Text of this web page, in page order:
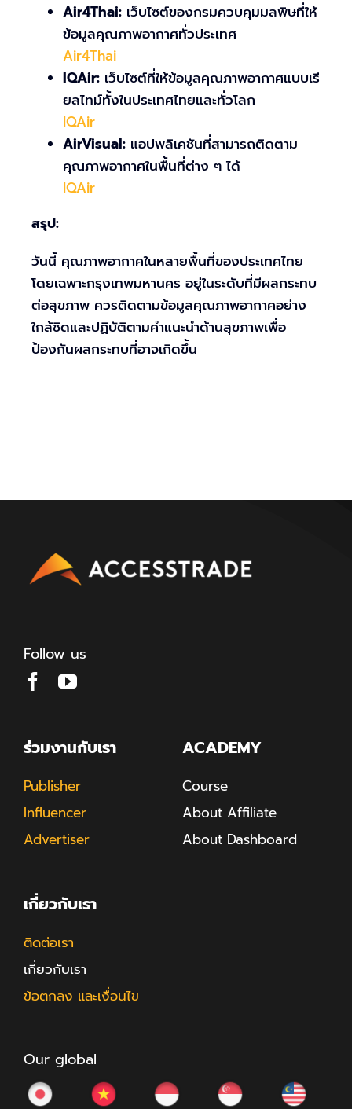
Air4Thai: เว็บไซต์ของกรมควบคุมมลพิษที่ให้
ข้อมูลคุณภาพอากาศทั่วประเทศ
Air4Thai
IQAir: เว็บไซต์ที่ให้ข้อมูลคุณภาพอากาศแบบเรี
ยลไทม์ทั้งในประเทศไทยและทั่วโลก
IQAir
AirVisual: แอปพลิเคชันที่สามารถติดตาม
คุณภาพอากาศในพื้นที่ต่าง ๆ ได้
IQAir
สรุป:
วันนี้ คุณภาพอากาศในหลายพื้นที่ของประเทศไทย
โดยเฉพาะกรุงเทพมหานคร อยู่ในระดับที่มีผลกระทบ
ต่อสุขภาพ ควรติดตามข้อมูลคุณภาพอากาศอย่าง
ใกล้ชิดและปฏิบัติตามคำแนะนำด้านสุขภาพเพื่อ
ป้องกันผลกระทบที่อาจเกิดขึ้น
Follow us
ร่วมงานกับเรา
Publisher
Influencer
Advertiser
ACADEMY
Course
About Affiliate
About Dashboard
เกี่ยวกับเรา
ติดต่อเรา
เกี่ยวกับเรา
ข้อตกลง และเงื่อนไข
Our global